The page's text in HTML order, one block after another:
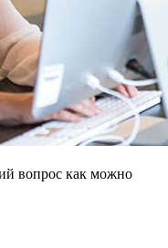
вопрос как можно